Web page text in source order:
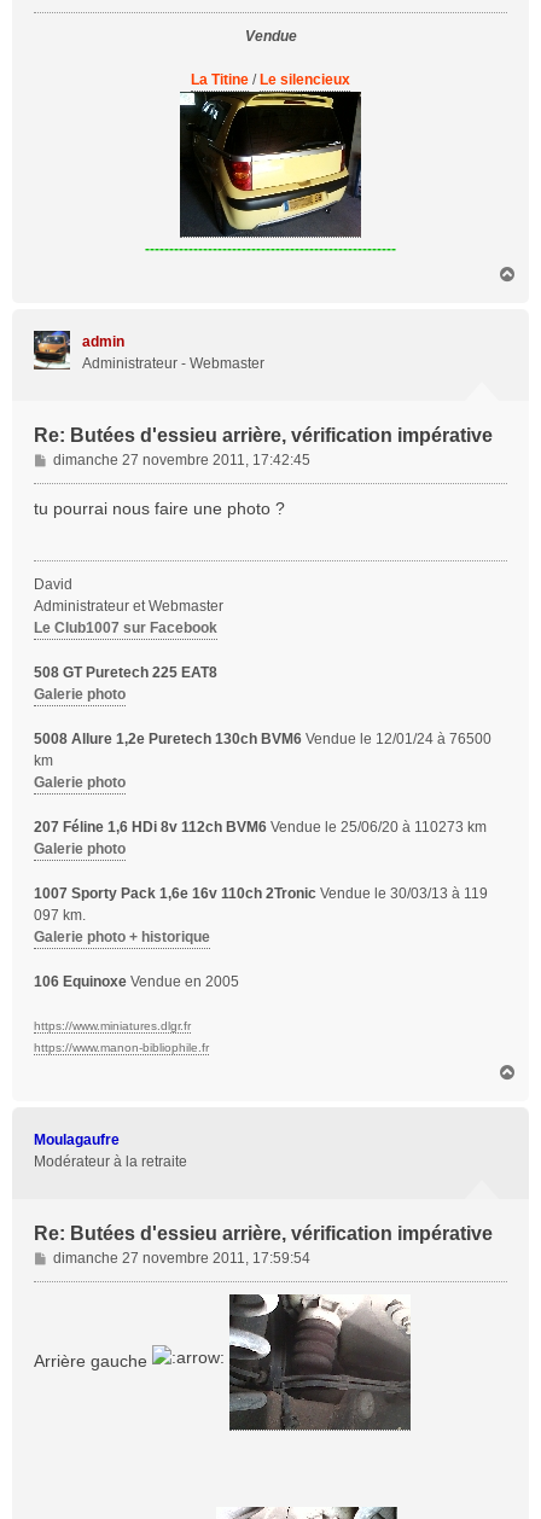
Vendue
La Titine / Le silencieux
----------------------------------------------------
admin
Administrateur - Webmaster
Re: Butées d'essieu arrière, vérification impérative
M
e
s
e
dimanche 27 novembre 2011, 17:42:45
tu pourrai nous faire une photo ?
David
Administrateur et Webmaster
Le Club1007 sur Facebook
508 GT Puretech 225 EAT8
Galerie photo
5008 Allure 1,2e Puretech 130ch BVM6 Vendue le 12/01/24 à 76500
km
Galerie photo
207 Féline 1,6 HDi 8v 112ch BVM6 Vendue le 25/06/20 à 110273 km
Galerie photo
1007 Sporty Pack 1,6e 16v 110ch 2Tronic Vendue le 30/03/13 à 119
097 km.
Galerie photo + historique
106 Equinoxe Vendue en 2005
https://www.miniatures.dlgr.fr
https://www.manon-bibliophile.fr
Moulagaufre
Modérateur à la retraite
Re: Butées d'essieu arrière, vérification impérative
M
e
g
dimanche 27 novembre 2011, 17:59:54
Arrière gauche